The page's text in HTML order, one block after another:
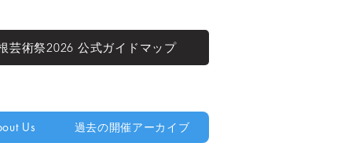
芸術祭2026 公式ガイドマップ
Us 過去の開催アーカイブ